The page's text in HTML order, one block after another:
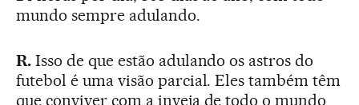
mundo sempre adulando.
R. Isso de que estão adulando os astros do
futebol é uma visão parcial. Eles também têm
que conviver com a inveja de todo o mundo